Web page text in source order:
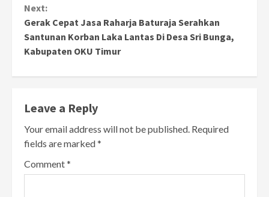
Next:
Gerak Cepat Jasa Raharja Baturaja Serahkan
Santunan Korban Laka Lantas Di Desa Sri Bunga,
Kabupaten OKU Timur
Leave a Reply
Your email address will not be published. Required
fields are marked*
Comment*